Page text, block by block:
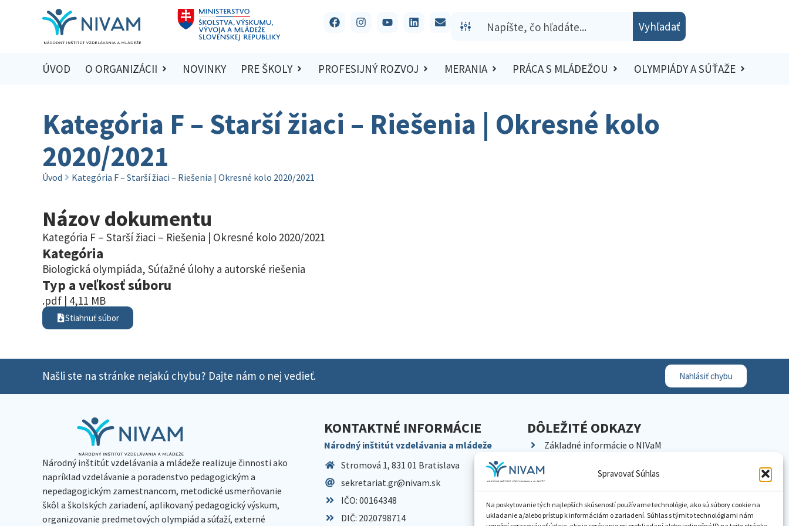
Spravovať Súhlas
Na poskytovanie tých najlepších skúseností používame technológie, ako sú súbory cookie na
ukladanie a/alebo prístup k informáciám o zariadení. Súhlas s týmito technológiami nám
Vyhľadať
ÚVOD O ORGANIZÁCII NOVINKY PRE ŠKOLY PROFESIJNÝ ROZVOJ MERANIA PRÁCA S MLÁDEŽOU OLYMPIÁDY A SÚŤAŽE
Kategória F – Starší žiaci – Riešenia | Okresné kolo
2020/2021
Úvod Kategória F – Starší žiaci – Riešenia | Okresné kolo 2020/2021
Názov dokumentu
Kategória F – Starší žiaci – Riešenia | Okresné kolo 2020/2021
Kategória
Biologická olympiáda, Súťažné úlohy a autorské riešenia
Typ a veľkosť súboru
.pdf | 4,11 MB
Stiahnuť súbor
Našli ste na stránke nejakú chybu? Dajte nám o nej vedieť. Nahlásiť chybu
Národný inštitút vzdelávania a mládeže realizuje činnosti ako
napríklad vzdelávanie a poradenstvo pedagogickým a
nepedagogickým zamestnancom, metodické usmerňovanie
škôl a školských zariadení, aplikovaný pedagogický výskum,
organizovanie predmetových olympiád a súťaží, externé
KONTAKTNÉ INFORMÁCIE
Národný inštitút vzdelávania a mládeže
Stromová 1, 831 01 Bratislava
sekretariat.gr@nivam.sk
IČO: 00164348
DIČ: 2020798714
DÔLEŽITÉ ODKAZY
Základné informácie o NIVaM
Kariéra
Pracoviská NIVaM